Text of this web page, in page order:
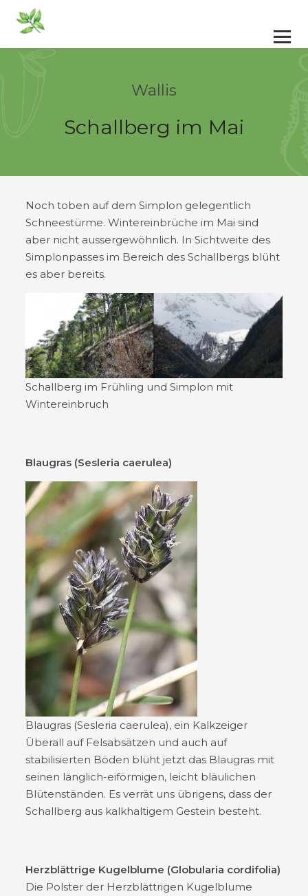
Wallis
Schallberg im Mai
Noch toben auf dem Simplon gelegentlich
Schneestürme. Wintereinbrüche im Mai sind
aber nicht aussergewöhnlich. In Sichtweite des
Simplonpasses im Bereich des Schallbergs blüht
es aber bereits.
Schallberg im Frühling und Simplon mit
Wintereinbruch
Blaugras (Sesleria caerulea)
Blaugras (Sesleria caerulea), ein Kalkzeiger
Überall auf Felsabsätzen und auch auf
stabilisierten Böden blüht jetzt das Blaugras mit
seinen länglich-eiförmigen, leicht bläulichen
Blütenständen. Es verrät uns übrigens, dass der
Schallberg aus kalkhaltigem Gestein besteht.
Herzblättrige Kugelblume (Globularia cordifolia)
Die Polster der Herzblättrigen Kugelblume